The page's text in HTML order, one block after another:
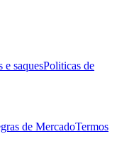
e saquesPoliticas de
de MercadoTermos